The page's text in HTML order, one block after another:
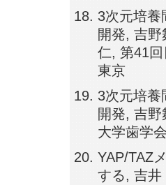
3次元培養
開発, 吉
仁, 第41
東京
3次元培養
開発, 吉
大学歯学
YAP/TAZ
する, 吉